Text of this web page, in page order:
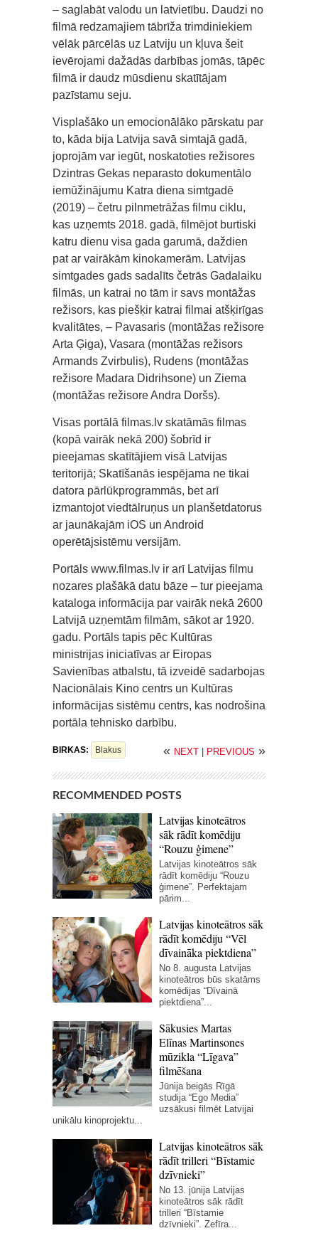
– saglabāt valodu un latvietību. Daudzi no
filmā redzamajiem tābrīža trimdiniekiem
vēlāk pārcēlās uz Latviju un kļuva šeit
ievērojami dažādās darbības jomās, tāpēc
filmā ir daudz mūsdienu skatītājam
pazīstamu seju.
Visplašāko un emocionālāko pārskatu par
to, kāda bija Latvija savā simtajā gadā,
joprojām var iegūt, noskatoties režisores
Dzintras Gekas neparasto dokumentālo
iemūžinājumu Katra diena simtgadē
(2019) – četru pilnmetrāžas filmu ciklu,
kas uzņemts 2018. gadā, filmējot burtiski
katru dienu visa gada garumā, daždien
pat ar vairākām kinokamerām. Latvijas
simtgades gads sadalīts četrās Gadalaiku
filmās, un katrai no tām ir savs montāžas
režisors, kas piešķir katrai filmai atšķirīgas
kvalitātes, – Pavasaris (montāžas režisore
Arta Ģiga), Vasara (montāžas režisors
Armands Zvirbulis), Rudens (montāžas
režisore Madara Didrihsone) un Ziema
(montāžas režisore Andra Doršs).
Visas portālā filmas.lv skatāmās filmas
(kopā vairāk nekā 200) šobrīd ir
pieejamas skatītājiem visā Latvijas
teritorijā; Skatīšanās iespējama ne tikai
datora pārlūkprogrammās, bet arī
izmantojot viedtālruņus un planšetdatorus
ar jaunākajām iOS un Android
operētājsistēmu versijām.
Portāls www.filmas.lv ir arī Latvijas filmu
nozares plašākā datu bāze – tur pieejama
kataloga informācija par vairāk nekā 2600
Latvijā uzņemtām filmām, sākot ar 1920.
gadu. Portāls tapis pēc Kultūras
ministrijas iniciatīvas ar Eiropas
Savienības atbalstu, tā izveidē sadarbojas
Nacionālais Kino centrs un Kultūras
informācijas sistēmu centrs, kas nodrošina
portāla tehnisko darbību.
BIRKAS: Blakus « NEXT PREVIOUS »
RECOMMENDED POSTS
Latvijas kinoteātros
sāk rādīt komēdiju
“Rouzu ģimene”
Latvijas kinoteātros sāk
rādīt komēdiju “Rouzu
ģimene”. Perfektajam
pārim...
Latvijas kinoteātros sāk
rādīt komēdiju “Vēl
dīvaināka piektdiena”
No 8. augusta Latvijas
kinoteātros būs skatāms
komēdijas “Dīvainā
piektdiena”...
Sākusies Martas
Elīnas Martinsones
mūzikla “Līgava”
filmēšana
Jūnija beigās Rīgā
studija “Ego Media”
uzsākusi filmēt Latvijai
unikālu kinoprojektu...
Latvijas kinoteātros sāk
rādīt trilleri “Bīstamie
dzīvnieki”
No 13. jūnija Latvijas
kinoteātros sāk rādīt
trilleri “Bīstamie
dzīvnieki”. Zefīra...